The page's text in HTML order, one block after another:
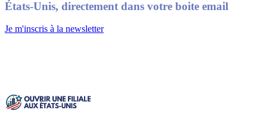
États-Unis, directement dans votre boite email
Je m'inscris à la newsletter